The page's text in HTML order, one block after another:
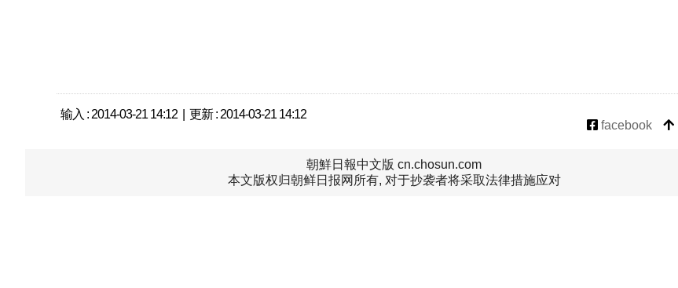
输入 : 2014-03-21 14:12 | 更新 : 2014-03-21 14:12
facebook
朝鮮日報中文版 cn.chosun.com
本文版权归朝鲜日报网所有, 对于抄袭者将采取法律措施应对